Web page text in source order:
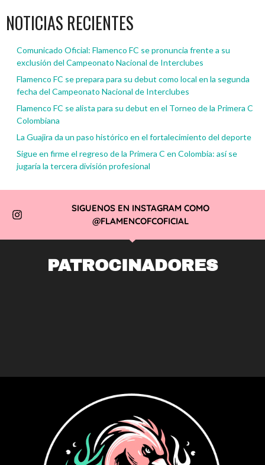
NOTICIAS RECIENTES
Comunicado Oficial: Flamenco FC se pronuncia frente a su
exclusión del Campeonato Nacional de Interclubes
Flamenco FC se prepara para su debut como local en la segunda
fecha del Campeonato Nacional de Interclubes
Flamenco FC se alista para su debut en el Torneo de la Primera C
Colombiana
La Guajira da un paso histórico en el fortalecimiento del deporte
Sigue en firme el regreso de la Primera C en Colombia: así se
jugaría la tercera división profesional
SIGUENOS EN INSTAGRAM COMO
@FLAMENCOFCOFICIAL
PATROCINADORES